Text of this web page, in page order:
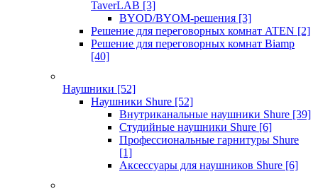
TaverLAB [3]
BYOD/BYOM-решения [3]
Решение для переговорных комнат ATEN [2]
Решение для переговорных комнат Biamp
[40]
Наушники [52]
Наушники Shure [52]
Внутриканальные наушники Shure [39]
Студийные наушники Shure [6]
Профессиональные гарнитуры Shure
[1]
Аксессуары для наушников Shure [6]